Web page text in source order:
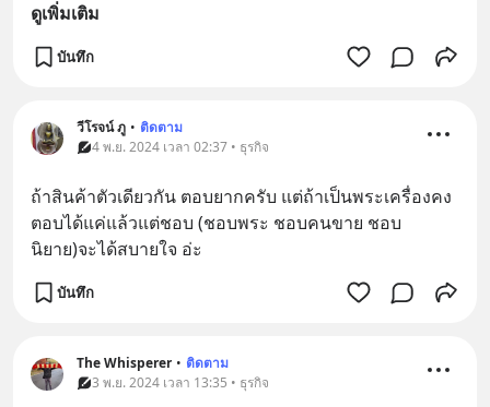
ดูเพิ่มเติม
บันทึก
วีโรจน์ ภู • ติดตาม
4 พ.ย. 2024 เวลา 02:37 • ธุรกิจ
ถ้าสินค้าตัวเดียวกัน ตอบยากครับ แต่ถ้าเป็นพระเครื่องคง
ตอบได้แค่แล้วแต่ชอบ (ชอบพระ ชอบคนขาย ชอบ
นิยาย)จะได้สบายใจ อ่ะ
บันทึก
The Whisperer • ติดตาม
3 พ.ย. 2024 เวลา 13:35 • ธุรกิจ